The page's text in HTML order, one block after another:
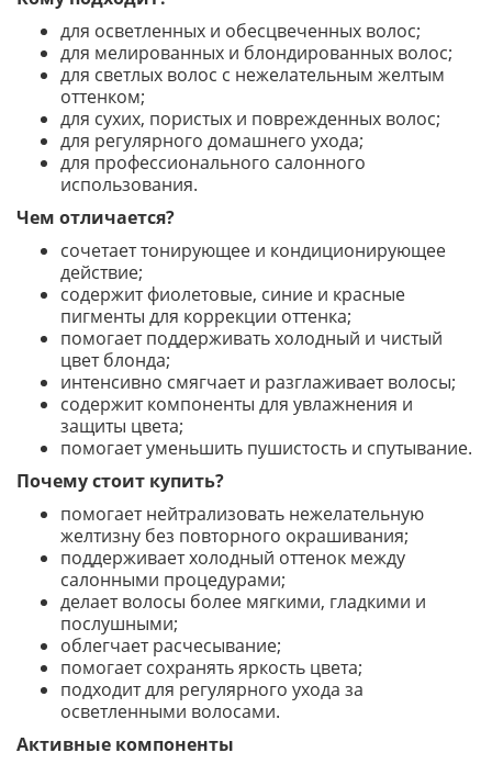
для осветленных и обесцвеченных волос;
для мелированных и блондированных волос;
для светлых волос с нежелательным желтым
оттенком;
для сухих, пористых и поврежденных волос;
для регулярного домашнего ухода;
для профессионального салонного
использования.
Чем отличается?
сочетает тонирующее и кондиционирующее
действие;
содержит фиолетовые, синие и красные
пигменты для коррекции оттенка;
помогает поддерживать холодный и чистый
цвет блонда;
интенсивно смягчает и разглаживает волосы;
содержит компоненты для увлажнения и
защиты цвета;
помогает уменьшить пушистость и спутывание.
Почему стоит купить?
помогает нейтрализовать нежелательную
желтизну без повторного окрашивания;
поддерживает холодный оттенок между
салонными процедурами;
делает волосы более мягкими, гладкими и
послушными;
облегчает расчесывание;
помогает сохранять яркость цвета;
подходит для регулярного ухода за
осветленными волосами.
Активные компоненты